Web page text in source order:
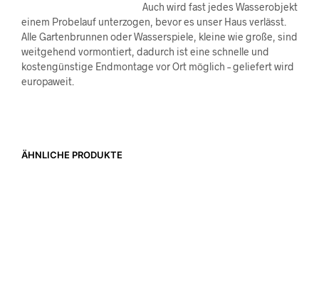
Auch wird fast jedes Wasserobjekt
einem Probelauf unterzogen, bevor es unser Haus verlässt.
Alle Gartenbrunnen oder Wasserspiele, kleine wie große, sind
weitgehend vormontiert, dadurch ist eine schnelle und
kostengünstige Endmontage vor Ort möglich – geliefert wird
europaweit.
ÄHNLICHE PRODUKTE